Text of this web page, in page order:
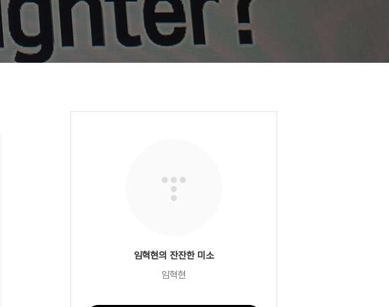
임혁현의 잔잔한 미소
임혁현